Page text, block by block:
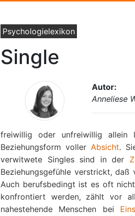
Psychologielexikon
Single
Autor:
Anneliese
freiwillig oder unfreiwillig allein
Beziehungsform voller Absicht.
verwitwete Singles sind in der
Beziehungsgefühle verstrickt,
Auch berufsbedingt ist es oft
konfrontiert werden, zählt vor
nahestehende Menschen bei